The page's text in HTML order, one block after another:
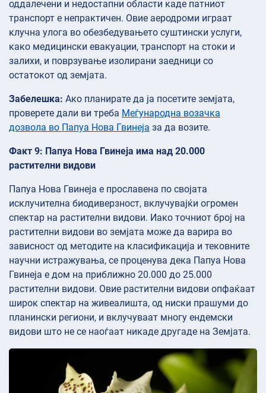
оддалечени и недостапни области каде патниот
транспорт е непрактичен. Овие аеродроми играат
клучна улога во обезбедувањето суштински услуги,
како медицински евакуации, транспорт на стоки и
залихи, и поврзување изолирани заедници со
остатокот од земјата.
Забелешка: Ако планирате да ја посетите земјата,
проверете дали ви треба Меѓународна возачка
дозвола во Папуа Нова Гвинеја за да возите.
Факт 9: Папуа Нова Гвинеја има над 20.000
растителни видови
Папуа Нова Гвинеја е прославена по својата
исклучителна биодиверзност, вклучувајќи огромен
спектар на растителни видови. Иако точниот број на
растителни видови во земјата може да варира во
зависност од методите на класификација и тековните
научни истражувања, се проценува дека Папуа Нова
Гвинеја е дом на приближно 20.000 до 25.000
растителни видови. Овие растителни видови опфаќаат
широк спектар на живеалишта, од ниски прашуми до
планински региони, и вклучуваат многу ендемски
видови што не се наоѓаат никаде другаде на Земјата.